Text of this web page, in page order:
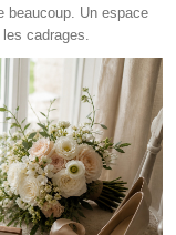
beaucoup. Un espace
cadrages.